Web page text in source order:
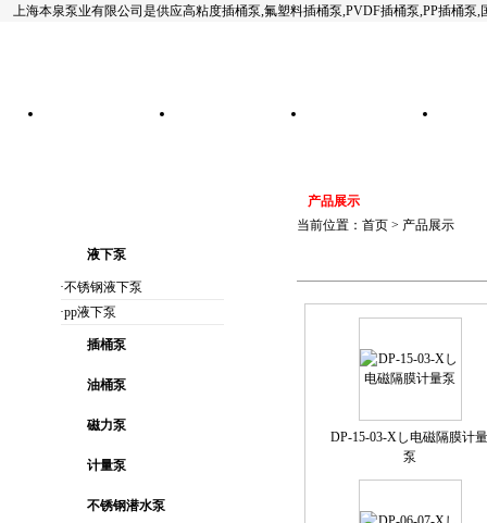
上海本泉泵业有限公司是供应高粘度插桶泵,氟塑料插桶泵,PVDF插桶泵,PP插桶泵
液下泵
·不锈钢液下泵
·pp液下泵
插桶泵
油桶泵
磁力泵
计量泵
不锈钢潜水泵
产品展示
当前位置： 首页 > 产品展示
DP-15-03-Xし电磁隔膜计
泵